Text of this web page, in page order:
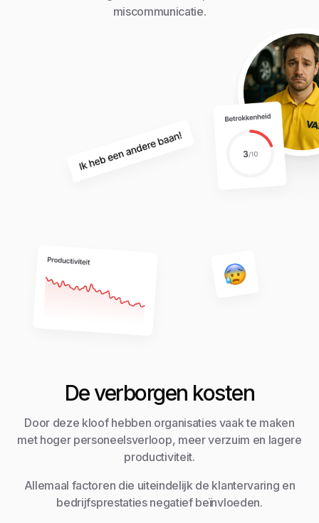
miscommunicatie.
De verborgen kosten
Door deze kloof hebben organisaties vaak te maken
met hoger personeelsverloop, meer verzuim en lagere
productiviteit.
Allemaal factoren die uiteindelijk de klantervaring en
bedrijfsprestaties negatief beïnvloeden.